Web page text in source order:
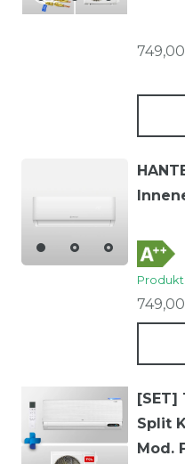
VoxIN
XA 21 Quick
[SET]
Split
Mod.